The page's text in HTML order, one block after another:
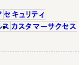
セキュリティ
ス カスタマーサクセス